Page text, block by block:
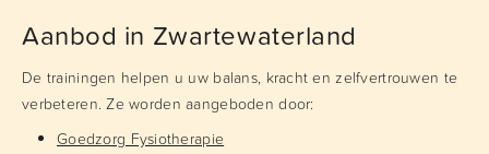
Aanbod in Zwartewaterland
De trainingen helpen u uw balans, kracht en zelfvertrouwen te
verbeteren. Ze worden aangeboden door:
Goedzorg Fysiotherapie